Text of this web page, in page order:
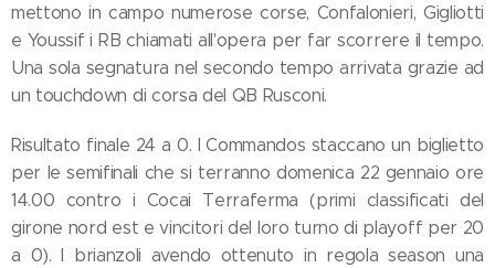
mettono in campo numerose corse, Confalonieri, Gigliotti
e Youssif i RB chiamati all'opera per far scorrere il tempo.
Una sola segnatura nel secondo tempo arrivata grazie ad
un touchdown di corsa del QB Rusconi.
Risultato finale 24 a 0. I Commandos staccano un biglietto
per le semifinali che si terranno domenica 22 gennaio ore
14.00 contro i Cocai Terraferma (primi classificati del
girone nord est e vincitori del loro turno di playoff per 20
a 0). I brianzoli avendo ottenuto in regola season una